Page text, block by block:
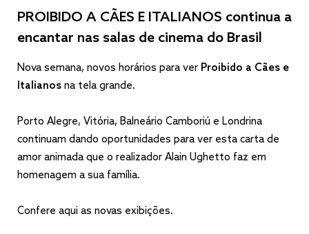
PROIBIDO A CÃES E ITALIANOS continua a
encantar nas salas de cinema do Brasil
Nova semana, novos horários para ver Proibido a Cães e
Italianos na tela grande.
Porto Alegre, Vitória, Balneário Camboriú e Londrina
continuam dando oportunidades para ver esta carta de
amor animada que o realizador Alain Ughetto faz em
homenagem a sua família.
Confere aqui as novas exibições.